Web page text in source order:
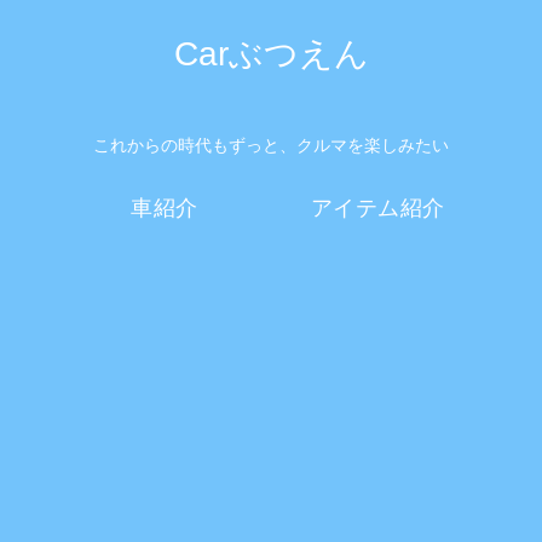
Carぶつえん
これからの時代もずっと、クルマを楽しみたい
車紹介 アイテム紹介